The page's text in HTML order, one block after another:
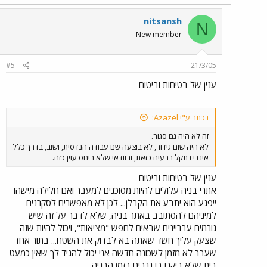
N
nitsansh
New member
21/3/05
#5
ענין של בטיחות וביטוח
נכתב ע"י Azazel:
זה לא היה גם סגור.
לא היה שום גידור, לא בוצעה שם עבודה הנדסית, ושוב, בדרך כלל
אינני נתקל בבעיה כזאת, ובוודאי שלא ביחס עוין כזה.
ענין של בטיחות וביטוח
אתרי בניה עלולים להיות מסוכנים למעבר ואם חלילה מישהו
ייפגע הוא יתבע את הקבלן... לכן לא מאפשרים לסקרנים
למיניהם להסתובב באתר בניה, שלא לדבר על זה שיש
גורמים עבריינים שבאים לחפש "מציאות", ויכול להיות שזה
שצעק עליך חשד שאתה בא לבדוק את השטח... בתור אחד
שעבר לא מזמן לשכונה חדשה אני יכול להגיד לך שאין כמעט